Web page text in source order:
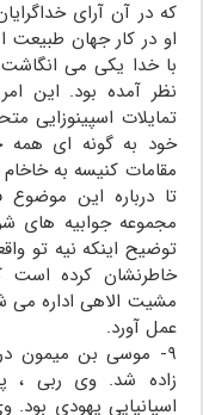
که در آن آرای
او در کار جهان طبیعت
با خدا یکی می
نظر آمده بود. این
تمایلات اسپینوزایی
خود به گونه ای همه
مقامات کنیسه به
تا درباره این
مجموعه جوابیه هاى
توضیح اینکه نیه تو
خاطرنشان کرده
مشیت الاهى اداره مى
عمل آورد.
زاده شد. وی ربی ،
اسپانیایی یهودی